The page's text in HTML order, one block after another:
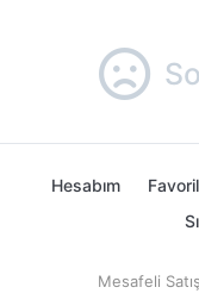
Hesabım
Mesafeli